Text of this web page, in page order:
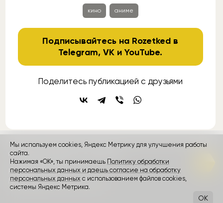
кино аниме
Подписывайтесь на Rozetked в
Telegram,VK иYouTube.
Поделитесь публикацией с друзьями
контакты
Rozetked © 2026
Пользовательское соглашение
Мы используем cookies, Яндекс Метрику для улучшения работы
сайта.
Нажимая «ОК», ты принимаешь Политику обработки
персональных данных и даешь согласие на обработку
персональных данных с использованием файлов cookies,
системы Яндекс Метрика.
OK